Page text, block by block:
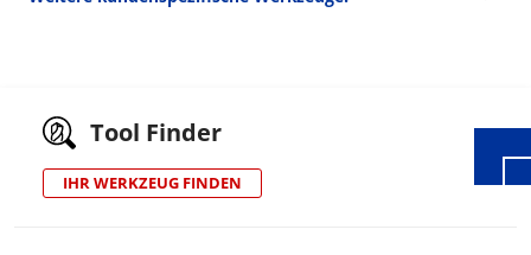
Tool Finder
IHR WERKZEUG FINDEN